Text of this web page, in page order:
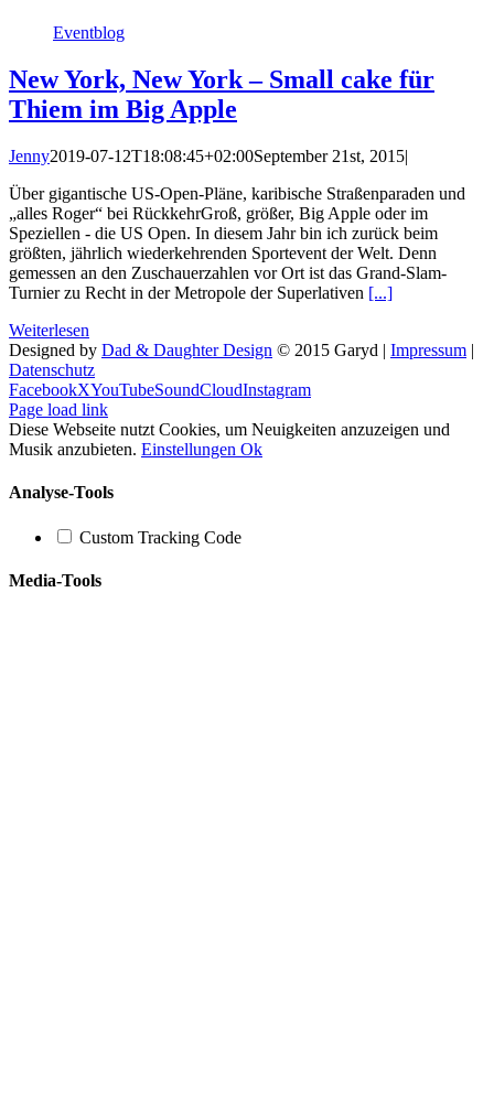
Eventblog
New York, New York – Small cake für
Thiem im Big Apple
Jenny2019-07-12T18:08:45+02:00September 21st, 2015|
Über gigantische US-Open-Pläne, karibische Straßenparaden und
„alles Roger“ bei RückkehrGroß, größer, Big Apple oder im
Speziellen - die US Open. In diesem Jahr bin ich zurück beim
größten, jährlich wiederkehrenden Sportevent der Welt. Denn
gemessen an den Zuschauerzahlen vor Ort ist das Grand-Slam-
Turnier zu Recht in der Metropole der Superlativen [...]
Weiterlesen
Designed by Dad & Daughter Design © 2015 Garyd | Impressum |
Datenschutz
FacebookXYouTubeSoundCloudInstagram
Page load link
Diese Webseite nutzt Cookies, um Neuigkeiten anzuzeigen und
Musik anzubieten. Einstellungen Ok
Analyse-Tools
Custom Tracking Code
Media-Tools